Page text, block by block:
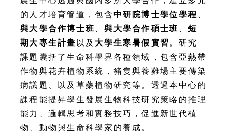
的人才培育管道，包含中研院博士學位學程 、
與大學合作博士班、 與大學合作碩士班、短
期大專生計畫以及 大學生寒暑假實習。研究
課題囊括了生命科學界各種領域，包含亞熱帶
作物與花卉植物系統，豬隻與養雞場主要傳染
病議題、以及草藥植物研究等。透過本中心的
課程能提昇學生發展生物科技研究策略的推理
能力、邏輯思考和實務技巧，促進新世代植
物、動物與生命科學家的養成。